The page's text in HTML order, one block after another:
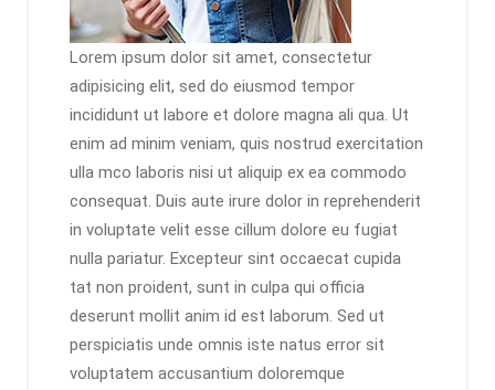
Lorem ipsum dolor sit amet, consectetur
adipisicing elit, sed do eiusmod tempor
incididunt ut labore et dolore magna ali qua. Ut
enim ad minim veniam, quis nostrud exercitation
ulla mco laboris nisi ut aliquip ex ea commodo
consequat. Duis aute irure dolor in reprehenderit
in voluptate velit esse cillum dolore eu fugiat
nulla pariatur. Excepteur sint occaecat cupida
tat non proident, sunt in culpa qui officia
deserunt mollit anim id est laborum. Sed ut
perspiciatis unde omnis iste natus error sit
voluptatem accusantium doloremque